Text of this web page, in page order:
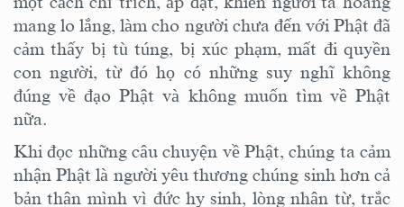
manglo lắng, làm cho người chưa đến với Phậtđã
cảm thấy bị tù túng, bị xúc phạm, mất đi quyền
con người, từ đó họ có những suy nghĩ không
đúng về đạo Phật và không muốn tìm về Phật
nữa.
Khi đọc những câu chuyện về Phật, chúng ta cảm
nhận Phật là người yêu thương chúng sinh hơn cả
bản thân mình vì đức hy sinh, lòng nhân từ, trắc